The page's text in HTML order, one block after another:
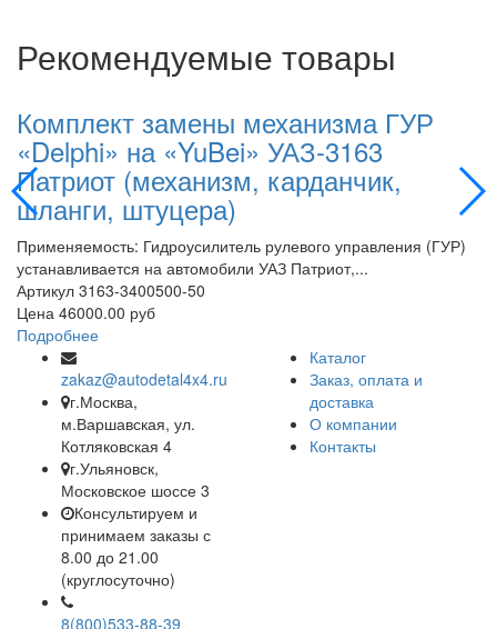
Рекомендуемые товары
Комплект замены механизма ГУР
«Delphi» на «YuBei» УАЗ-3163
Патриот (механизм, карданчик,
шланги, штуцера)
Применяемость: Гидроусилитель рулевого управления (ГУР)
устанавливается на автомобили УАЗ Патриот,...
Артикул 3163-3400500-50
Цена 46000.00 руб
Подробнее
zakaz@autodetal4x4.ru
г.Москва,
м.Варшавская, ул.
Котляковская 4
г.Ульяновск,
Московское шоссе 3
Консультируем и
принимаем заказы с
8.00 до 21.00
(круглосуточно)
8(800)533-88-39
Каталог
Заказ, оплата и
доставка
О компании
Контакты